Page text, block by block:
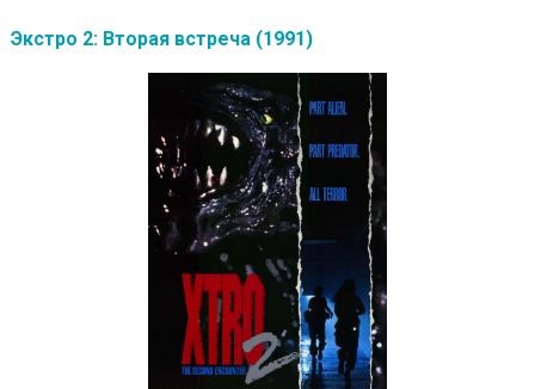
Экстро 2: Вторая встреча (1991)